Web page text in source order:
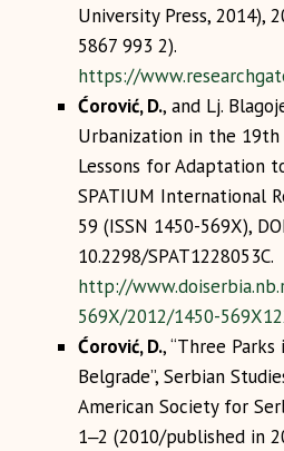
University Press, 2014),
5867 993 2).
https://
Ćorović, D., and Lj.
Urbanization in the 19th
Lessons for Adaptation
SPATIUM International
59 (ISSN 1450-569X),
10.2298/SPAT1228053C.
http://
569X/2012/1450-
Ćorović, D., “Three
Belgrade”, Serbian
American Society for
1‒2 (2010/published in